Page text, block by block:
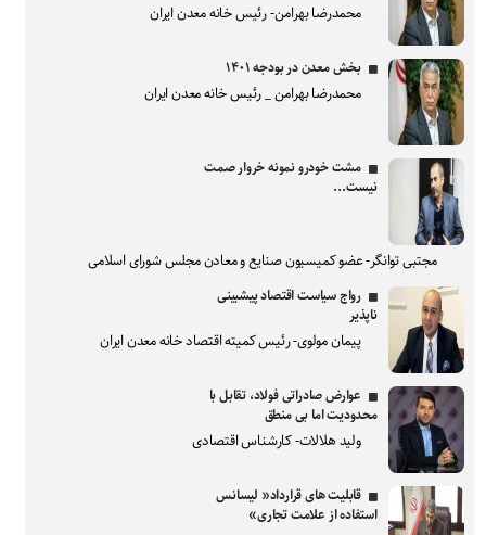
محمدرضا بهرامن- رئیس خانه معدن ایران
بخش معدن در بودجه ۱۴۰۱
محمدرضا بهرامن _ رئیس خانه معدن ایران
مشت خودرو نمونه خروار صمت
نیست...
مجتبی توانگر- عضو کمیسیون صنایع و معادن مجلس شورای اسلامی
رواج سیاست اقتصاد پیشبینی
ناپذیر
پیمان مولوی- رئیس کمیته اقتصاد خانه معدن ایران
عوارض صادراتی فولاد، تقابل با
محدودیت اما بی منطق
ولید هلالات- کارشناس اقتصادی
قابلیت های قرارداد« لیسانس
استفاده از علامت تجاری»